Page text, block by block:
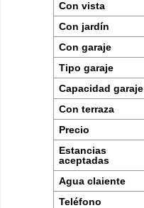
Con vista
Con jardín
Con garaje
Tipo garaje
Capacidad garaje
Con terraza
Precio
Estancias
aceptadas
Agua claiente
Teléfono